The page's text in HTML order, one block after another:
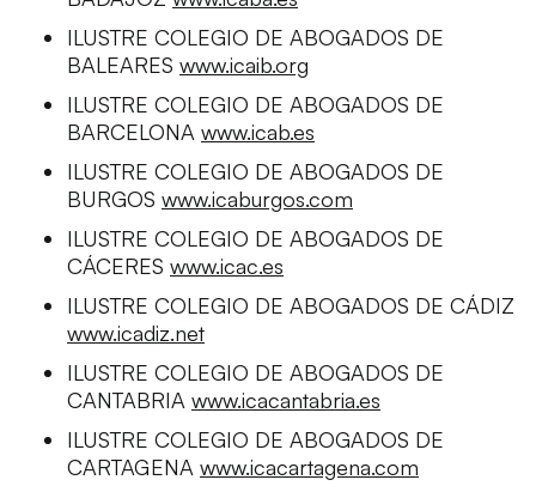
ILUSTRE COLEGIO DE ABOGADOS DE
BALEARES www.icaib.org
ILUSTRE COLEGIO DE ABOGADOS DE
BARCELONA www.icab.es
ILUSTRE COLEGIO DE ABOGADOS DE
BURGOS www.icaburgos.com
ILUSTRE COLEGIO DE ABOGADOS DE
CÁCERES www.icac.es
ILUSTRE COLEGIO DE ABOGADOS DE CÁDIZ
www.icadiz.net
ILUSTRE COLEGIO DE ABOGADOS DE
CANTABRIA www.icacantabria.es
ILUSTRE COLEGIO DE ABOGADOS DE
CARTAGENA www.icacartagena.com